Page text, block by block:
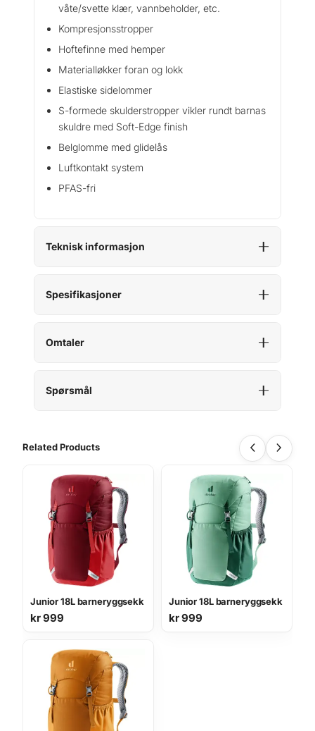
våte/svette klær, vannbeholder, etc.
Kompresjonsstropper
Hoftefinne med hemper
Materialløkker foran og lokk
Elastiske sidelommer
S-formede skulderstropper vikler rundt barnas
skuldre med Soft-Edge finish
Belglomme med glidelås
Luftkontakt system
PFAS-fri
Teknisk informasjon
Spesifikasjoner
Omtaler
Spørsmål
Related Products
Junior 18L barneryggsekk
kr999
Junior 18L barneryggsekk
kr999